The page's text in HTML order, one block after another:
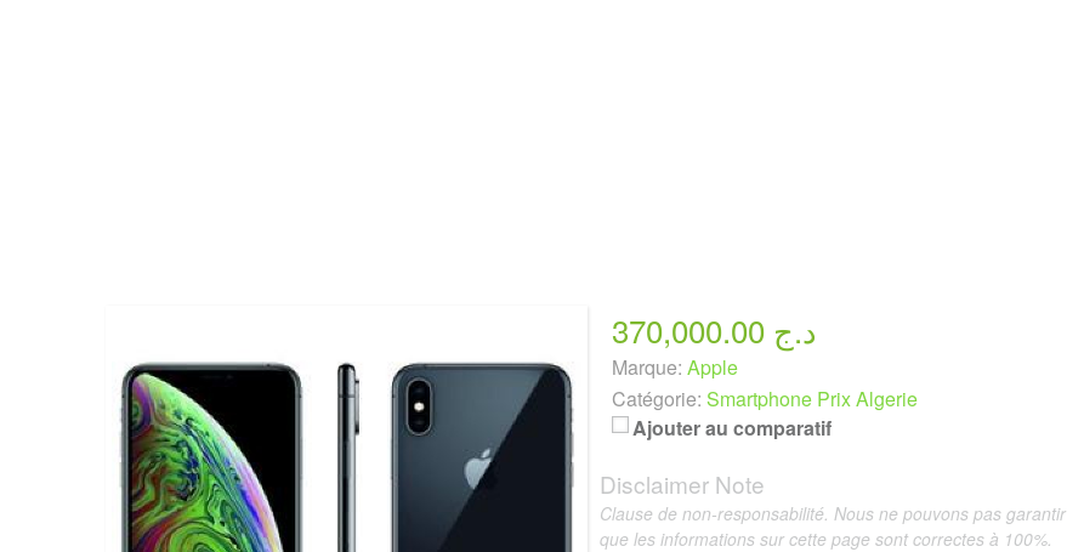
370,000.00 د.ج
Marque: Apple
Catégorie: Smartphone Prix Algerie
Ajouter au comparatif
Disclaimer Note
Clause de non-responsabilité. Nous ne pouvons pas garantir
que les informations sur cette page sont correctes à 100%.